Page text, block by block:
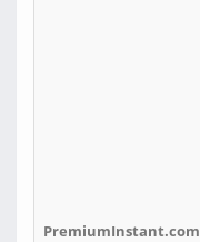
PremiumInstant.com